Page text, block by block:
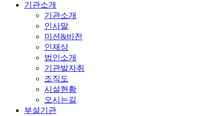
기관소개
기관소개
인사말
미션&비전
인재상
법인소개
기관발자취
조직도
시설현황
오시는길
부설기관